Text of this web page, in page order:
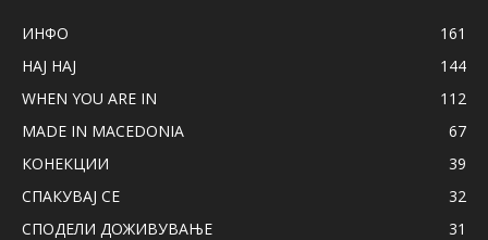
ИНФО
161
НАЈ НАЈ
144
WHEN YOU ARE IN
112
MADE IN MACEDONIA
67
КОНЕКЦИИ
39
СПАКУВАЈ СЕ
32
СПОДЕЛИ ДОЖИВУВАЊЕ
31